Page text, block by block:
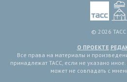
© 2026 ТАСС
О ПРОЕКТЕ
Все права на материалы и
принадлежат ТАСС, если не указано
может не совпадать с